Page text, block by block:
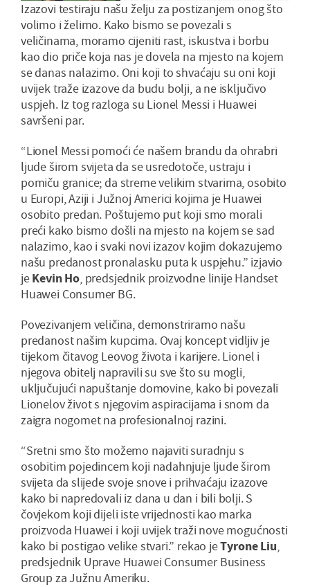
Izazovi testiraju našu želju za postizanjem onog što
volimo i želimo. Kako bismo se povezali s
veličinama, moramo cijeniti rast, iskustva i borbu
kao dio priče koja nas je dovela na mjesto na kojem
se danas nalazimo. Oni koji to shvaćaju su oni koji
uvijek traže izazove da budu bolji, a ne isključivo
uspjeh. Iz tog razloga su Lionel Messi i Huawei
savršeni par.
“Lionel Messi pomoći će našem brandu da ohrabri
ljude širom svijeta da se usredotoče, ustraju i
pomiču granice; da streme velikim stvarima, osobito
u Europi, Aziji i Južnoj Americi kojima je Huawei
osobito predan. Poštujemo put koji smo morali
preći kako bismo došli na mjesto na kojem se sad
nalazimo, kao i svaki novi izazov kojim dokazujemo
našu predanost pronalasku puta k uspjehu.” izjavio
jeKevin Ho, predsjednik proizvodne linije Handset
Huawei Consumer BG.
Povezivanjem veličina, demonstriramo našu
predanost našim kupcima. Ovaj koncept vidljiv je
tijekom čitavog Leovog života i karijere. Lionel i
njegova obitelj napravili su sve što su mogli,
uključujući napuštanje domovine, kako bi povezali
Lionelov život s njegovim aspiracijama i snom da
zaigra nogomet na profesionalnoj razini.
“Sretni smo što možemo najaviti suradnju s
osobitim pojedincem koji nadahnjuje ljude širom
svijeta da slijede svoje snove i prihvaćaju izazove
kako bi napredovali iz dana u dan i bili bolji. S
čovjekom koji dijeli iste vrijednosti kao marka
proizvoda Huawei i koji uvijek traži nove mogućnosti
kako bi postigao velike stvari.” rekao jeTyrone Liu,
predsjednik Uprave Huawei Consumer Business
Group za Južnu Ameriku.